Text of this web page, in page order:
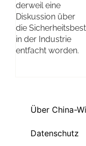
derweil eine
Diskussion über
die
in der Industrie
entfacht worden.
Über China-
Datenschutz